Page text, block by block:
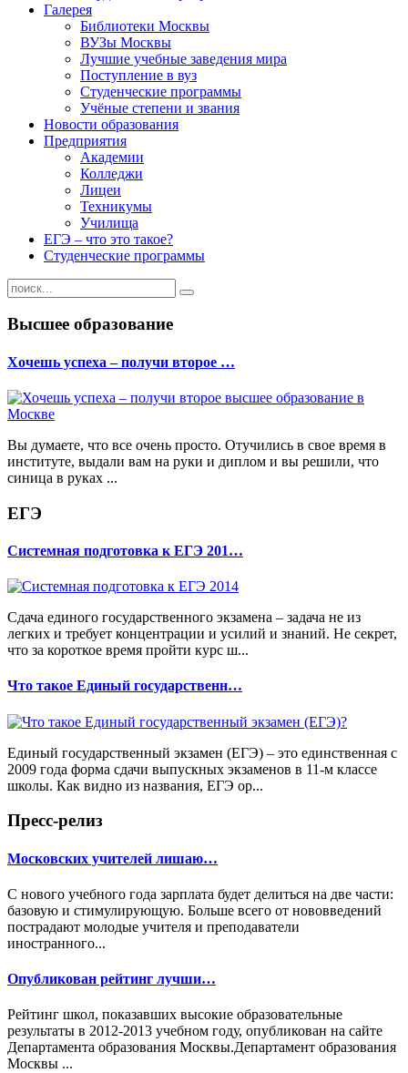
Галерея
Библиотеки Москвы
ВУЗы Москвы
Лучшие учебные заведения мира
Поступление в вуз
Студенческие программы
Учёные степени и звания
Новости образования
Предприятия
Академии
Колледжи
Лицеи
Техникумы
Училища
ЕГЭ – что это такое?
Студенческие программы
Высшее образование
Хочешь успеха – получи второе …
Вы думаете, что все очень просто. Отучились в свое время в
институте, выдали вам на руки и диплом и вы решили, что
синица в руках ...
ЕГЭ
Системная подготовка к ЕГЭ 201…
Сдача единого государственного экзамена – задача не из
легких и требует концентрации и усилий и знаний. Не секрет,
что за короткое время пройти курс ш...
Что такое Единый государственн…
Единый государственный экзамен (ЕГЭ) – это единственная с
2009 года форма сдачи выпускных экзаменов в 11-м классе
школы. Как видно из названия, ЕГЭ ор...
Пресс-релиз
Московских учителей лишаю…
С нового учебного года зарплата будет делиться на две части:
базовую и стимулирующую. Больше всего от нововведений
пострадают молодые учителя и преподаватели
иностранного...
Опубликован рейтинг лучши…
Рейтинг школ, показавших высокие образовательные
результаты в 2012-2013 учебном году, опубликован на сайте
Департамента образования Москвы.Департамент образования
Москвы ...